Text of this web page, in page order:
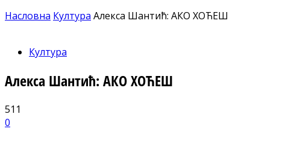
Насловна Култура Алекса Шантић: АКО ХОЋЕШ
Култура
Алекса Шантић: АКО ХОЋЕШ
511
0